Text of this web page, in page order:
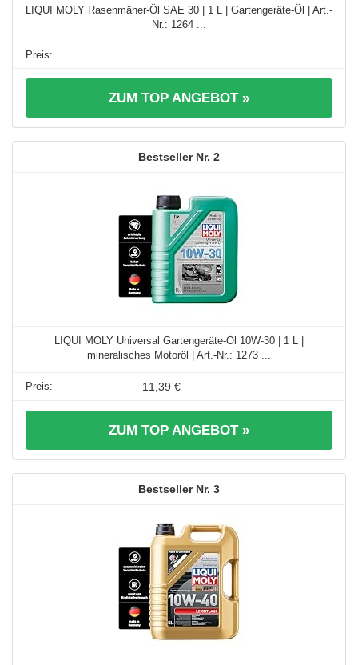
LIQUI MOLY Rasenmäher-Öl SAE 30 | 1 L | Gartengeräte-Öl | Art.-
Nr.: 1264 ...
ZUM TOP ANGEBOT »
2
LIQUI MOLY Universal Gartengeräte-Öl 10W-30 | 1 L |
mineralisches Motoröl | Art.-Nr.: 1273 ...
11,39 €
ZUM TOP ANGEBOT »
3